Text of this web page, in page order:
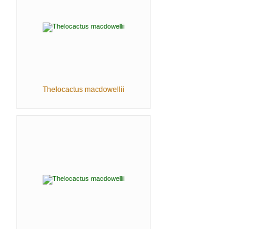
Thelocactus macdowellii